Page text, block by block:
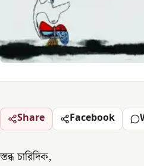
Share Facebook
স্তব্ধ চারিদিক,